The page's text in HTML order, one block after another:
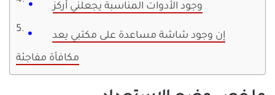
وجود الأدوات المناسبة يجعلني أركز
إن وجود شاشة مساعدة على مكتبي يعد
مكافأة مفاجئة